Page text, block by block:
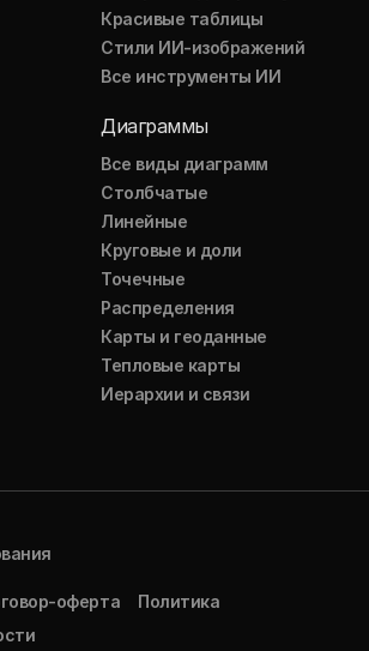
Красивые таблицы
Стили ИИ-изображений
Все инструменты ИИ
Диаграммы
Все виды диаграмм
Столбчатые
Линейные
Круговые и доли
Точечные
Распределения
Карты и геоданные
Тепловые карты
Иерархии и связи
оферта
Политика